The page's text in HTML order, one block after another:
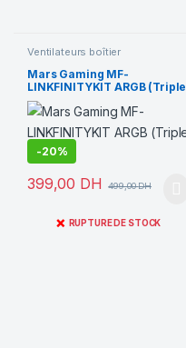
Ventilateurs boîtier
Mars Gaming MF-
LINKFINITYKIT ARGB (Triple
Pack)
-20%
399,00 DH 499,00DH
❌ RUPTURE DE STOCK